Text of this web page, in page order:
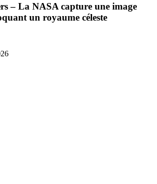
– La NASA capture une image
un royaume céleste